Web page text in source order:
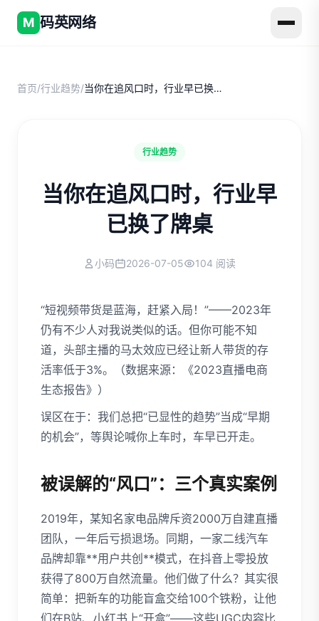
M 码英网络
首页/行业趋势/ 当你在追风口时，行业早已换了牌桌
行业趋势
当你在追风口时，行业早
已换了牌桌
小码 2026-07-05 104 阅读
“短视频带货是蓝海，赶紧入局！”——2023年
仍有不少人对我说类似的话。但你可能不知
道，头部主播的马太效应已经让新人带货的存
活率低于3%。（数据来源：《2023直播电商
生态报告》）
误区在于：我们总把“已显性的趋势”当成“早期
的机会”，等舆论喊你上车时，车早已开走。
被误解的“风口”：三个真实案例
2019年，某知名家电品牌斥资2000万自建直播
团队，一年后亏损退场。同期，一家二线汽车
品牌却靠**用户共创**模式，在抖音上零投放
获得了800万自然流量。他们做了什么？其实很
简单：把新车的功能盲盒交给100个铁粉，让他
们在B站、小红书上“开盒”——这些UGC内容比